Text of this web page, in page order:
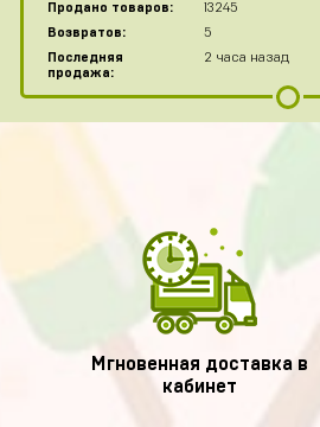
Продано товаров:
13245
Возвратов:
5
Последняя
продажа:
2 часа назад
Мгновенная доставка в
кабинет